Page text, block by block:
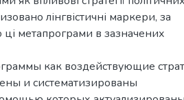
лінгвістичні маркери, за
метапрограми в зазначених
как воздействующие
и систематизированы